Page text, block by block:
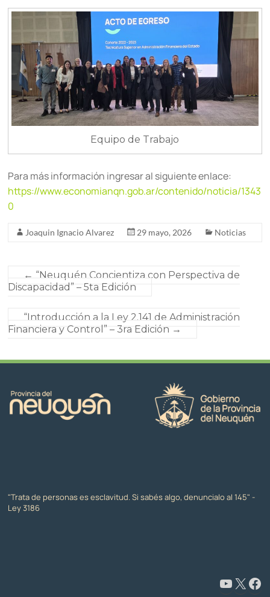
Equipo de Trabajo
Para más información ingresar al siguiente enlace:
https://www.economianqn.gob.ar/contenido/noticia/1343
0
Joaquin Ignacio Alvarez 29 mayo, 2026 Noticias
← “Neuquén Concientiza con Perspectiva de
Discapacidad” – 5ta Edición
“Introducción a la Ley 2.141 de Administración
Financiera y Control” – 3ra Edición →
"Trata de personas es esclavitud. Si sabés algo, denuncialo al 145" -
Ley 3186
www.youtube.com/@CapacitaciónyFormaciónNeuquén X Facebook